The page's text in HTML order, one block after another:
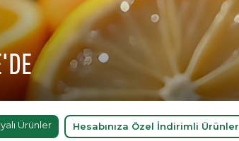
Ürünler Hesabınıza Özel İndirimli Ürünler